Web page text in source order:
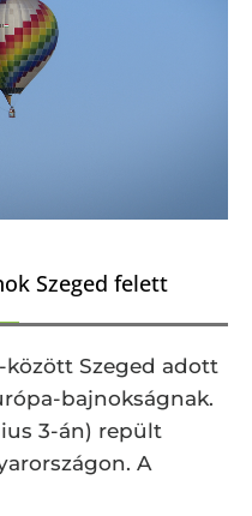
Szeged felett
között Szeged adott
bajnokságnak.
3-án) repült
A